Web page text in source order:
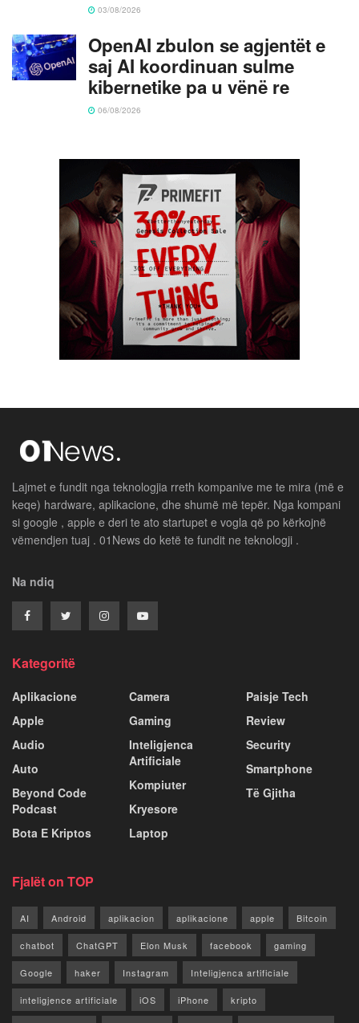
03/08/2026
OpenAI zbulon se agjentët e
saj AI koordinuan sulme
kibernetike pa u vënë re
06/08/2026
Lajmet e fundit nga teknologjia rreth kompanive me te mira (më e
keqe) hardware, aplikacione, dhe shumë më tepër. Nga kompani
si google , apple e deri te ato startupet e vogla që po kërkojnë
vëmendjen tuaj . 01News do ketë te fundit ne teknologji .
Na ndiq
Kategoritë
Aplikacione
Apple
Audio
Auto
Beyond Code
Podcast
Bota E Kriptos
Camera
Gaming
Inteligjenca
Artificiale
Kompiuter
Kryesore
Laptop
Paisje Tech
Review
Security
Smartphone
Të Gjitha
Fjalët on TOP
AI Android aplikacion aplikacione apple Bitcoin
chatbot ChatGPT Elon Musk facebook gaming
Google haker Instagram Inteligjenca artificiale
inteligjence artificiale iOS iPhone kripto